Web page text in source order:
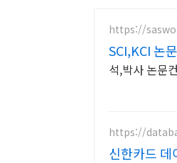
https://
SCI,KCI 논
석,박사 논문
https://
신한카드 데